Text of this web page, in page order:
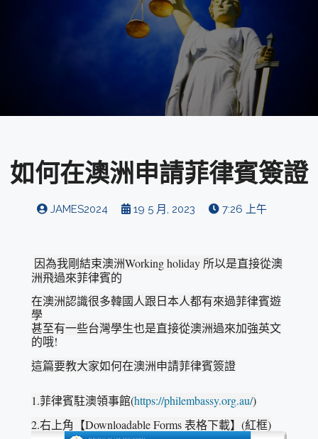
如何在澳洲申請菲律賓簽證
JAMES2024 19 5 月, 2023 7:26 上午
因為我剛結束澳洲Working holiday 所以是直接從澳
洲飛過來菲律賓的
在澳洲認識很多韓國人跟日本人都有來過菲律賓遊
學
甚至有一些台灣學生也是直接從澳洲過來加強英文
的哦!
這篇要教大家如何在澳洲申請菲律賓簽證
1.菲律賓駐澳領事館(https://philembassy.org.au/)
2.右上角【Downloadable Forms 表格下載】(紅框)